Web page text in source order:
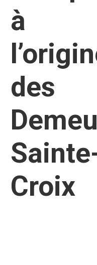
à
des
Croix